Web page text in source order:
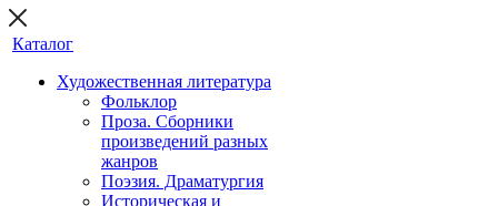
Каталог
Художественная литература
Фольклор
Проза. Сборники
произведений разных
жанров
Поэзия. Драматургия
Историческая и